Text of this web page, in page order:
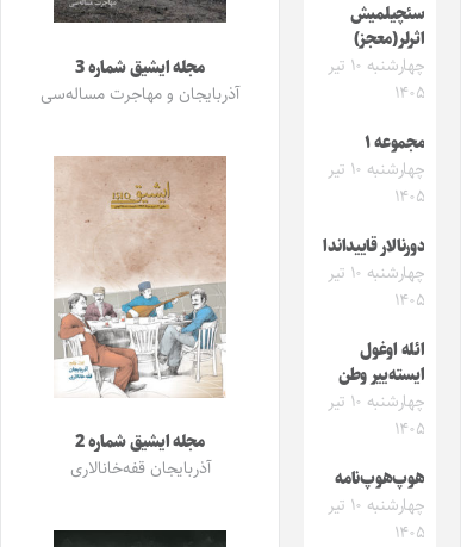
سئچیلمیش
اثرلر(معجز)
چهارشنبه ۱۰ تیر
۱۴۰۵
مجموعه ۱
چهارشنبه ۱۰ تیر
۱۴۰۵
دورنالار قاییداندا
چهارشنبه ۱۰ تیر
۱۴۰۵
ائله اوغول
ایسته‌ییر وطن
چهارشنبه ۱۰ تیر
۱۴۰۵
هوپ‌هوپ‌نامه
چهارشنبه ۱۰ تیر
۱۴۰۵
مجله ایشیق شماره 3
آذربایجان و مهاجرت مساله‌سی
مجله ایشیق شماره 2
آذربایجان قفه‌خانالاری